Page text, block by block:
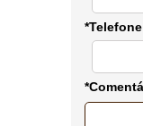
*Telefone